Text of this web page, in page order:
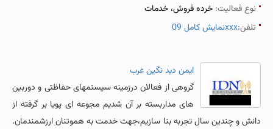
نوع فعالیت: خرده فروش، خدمات
تلفن:نمایش کامل 09xxx
ایمن دید نگین غرب
گروهی از فعالان درزمینه سیستمهای حفاظتی و دوربین
های مداربسته بر آن شدیم مجوعه ای پویا بر گرفته از
دانش و چندین سال تجربه بنا سازیم،جهت خدمت به هموتنان ارزشمندمان.